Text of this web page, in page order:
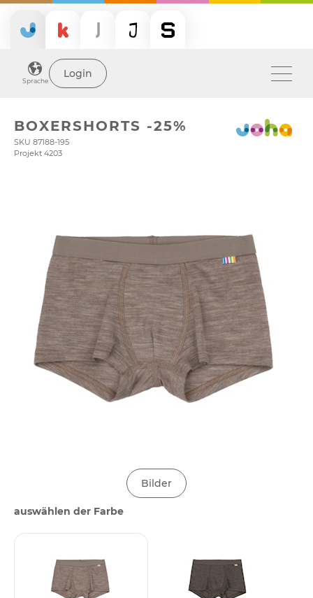
Sprache
Login
BOXERSHORTS -25%
SKU 87188-195
Projekt 4203
Bilder
auswählen der Farbe